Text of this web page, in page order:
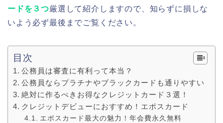
ードを３つ厳選して紹介しますので、知らずに損しな
いよう必ず最後までご覧ください。
目次
公務員は審査に有利って本当？
公務員ならプラチナやブラックカードも通りやすい
絶対に作るべきお得なクレジットカード３選！
クレジットデビューにおすすめ！エポスカード
エポスカード最大の魅力！年会費永久無料